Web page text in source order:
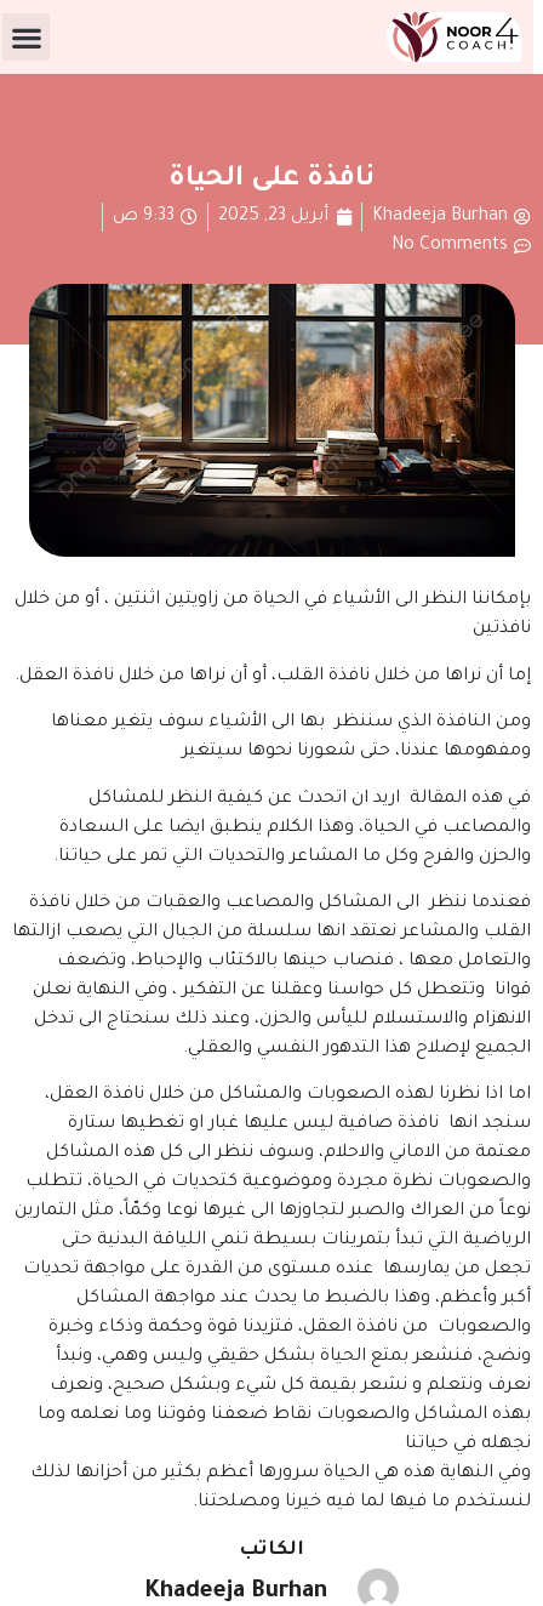
نافذة على الحياة
Khadeeja Burhan أبريل 23, 2025
9:33 ص
No Comments
بإمكاننا النظر الى الأشياء في الحياة من زاويتين اثنتين ، أو من خلال
نافذتين
إما أن نراها من خلال نافذة القلب، أو أن نراها من خلال نافذة العقل.
ومن النافذة الذي سننظر بها الى الأشياء سوف يتغير معناها
ومفهومها عندنا، حتى شعورنا نحوها سيتغير
في هذه المقالة اريد ان اتحدث عن كيفية النظر للمشاكل
والمصاعب في الحياة، وهذا الكلام ينطبق ايضا على السعادة
والحزن والفرح وكل ما المشاعر والتحديات التي تمر على حياتنا.
فعندما ننظر الى المشاكل والمصاعب والعقبات من خلال نافذة
القلب والمشاعر نعتقد انها سلسلة من الجبال التي يصعب ازالتها
والتعامل معها ، فنصاب حينها بالاكتئاب والإحباط، وتضعف
قوانا وتتعطل كل حواسنا وعقلنا عن التفكير ، وفي النهاية نعلن
الانهزام والاستسلام لليأس والحزن، وعند ذلك سنحتاج الى تدخل
الجميع لإصلاح هذا التدهور النفسي والعقلي.
اما اذا نظرنا لهذه الصعوبات والمشاكل من خلال نافذة العقل،
سنجد انها نافذة صافية ليس عليها غبار او تغطيها ستارة
معتمة من الاماني والاحلام، وسوف ننظر الى كل هذه المشاكل
والصعوبات نظرة مجردة وموضوعية كتحديات في الحياة، تتطلب
نوعاً من العراك والصبر لتجاوزها الى غيرها نوعا وكمّاً، مثل التمارين
الرياضية التي تبدأ بتمرينات بسيطة تنمي اللياقة البدنية حتى
تجعل من يمارسها عنده مستوى من القدرة على مواجهة تحديات
أكبر وأعظم، وهذا بالضبط ما يحدث عند مواجهة المشاكل
والصعوبات من نافذة العقل، فتزيدنا قوة وحكمة وذكاء وخبرة
ونضج، فنشعر بمتع الحياة بشكل حقيقي وليس وهمي، ونبدأ
نعرف ونتعلم و نشعر بقيمة كل شيء وبشكل صحيح، ونعرف
بهذه المشاكل والصعوبات نقاط ضعفنا وقوتنا وما نعلمه وما
نجهله في حياتنا
وفي النهاية هذه هي الحياة سرورها أعظم بكثير من أحزانها لذلك
لنستخدم ما فيها لما فيه خيرنا ومصلحتنا.
الكاتب
Khadeeja Burhan